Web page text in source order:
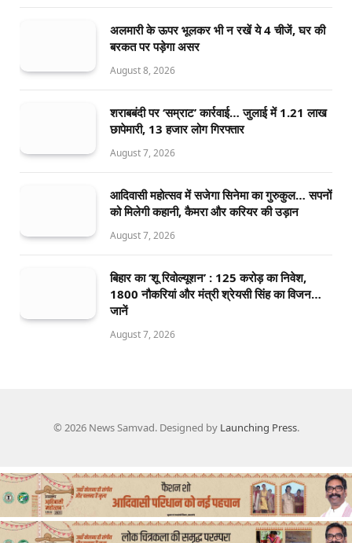
अलमारी के ऊपर भूलकर भी न रखें ये 4 चीजें, घर की
बरकत पर पड़ेगा असर
August 8, 2026
शराबबंदी पर ‘सम्राट’ कार्रवाई… जुलाई में 1.21 लाख
छापेमारी, 13 हजार लोग गिरफ्तार
August 7, 2026
आदिवासी महोत्सव में सजेगा सिनेमा का गुरुकुल… सपनों
को मिलेगी कहानी, कैमरा और करियर की उड़ान
August 7, 2026
बिहार का ‘शू रिवोल्यूशन’ : 125 करोड़ का निवेश,
1800 नौकरियां और मंत्री श्रेयसी सिंह का विजन…
जानें
August 7, 2026
© 2026 News Samvad. Designed by Launching Press.